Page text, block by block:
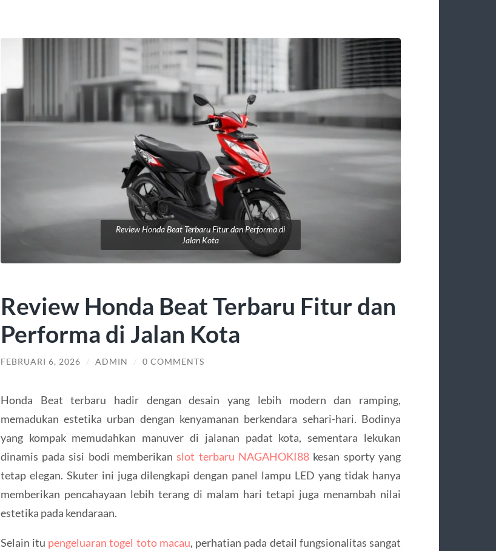
Review Honda Beat Terbaru Fitur dan Performa di
Jalan Kota
Review Honda Beat Terbaru Fitur dan
Performa di Jalan Kota
FEBRUARI 6, 2026 / ADMIN / 0 COMMENTS
Honda Beat terbaru hadir dengan desain yang lebih modern dan ramping,
memadukan estetika urban dengan kenyamanan berkendara sehari-hari. Bodinya
yang kompak memudahkan manuver di jalanan padat kota, sementara lekukan
dinamis pada sisi bodi memberikanslot terbaru NAGAHOKI88 kesan sporty yang
tetap elegan. Skuter ini juga dilengkapi dengan panel lampu LED yang tidak hanya
memberikan pencahayaan lebih terang di malam hari tetapi juga menambah nilai
estetika pada kendaraan.
Selain itu pengeluaran togel toto macau, perhatian pada detail fungsionalitas sangat